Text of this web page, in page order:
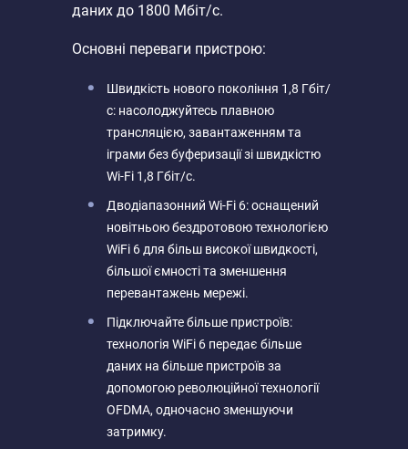
даних до 1800 Мбіт/с.
Основні переваги пристрою:
Швидкість нового покоління 1,8 Гбіт/
с: насолоджуйтесь плавною
трансляцією, завантаженням та
іграми без буферизації зі швидкістю
Wi-Fi 1,8 Гбіт/с.
Дводіапазонний Wi-Fi 6: оснащений
новітньою бездротовою технологією
WiFi 6 для більш високої швидкості,
більшої ємності та зменшення
перевантажень мережі.
Підключайте більше пристроїв:
технологія WiFi 6 передає більше
даних на більше пристроїв за
допомогою революційної технології
OFDMA, одночасно зменшуючи
затримку.